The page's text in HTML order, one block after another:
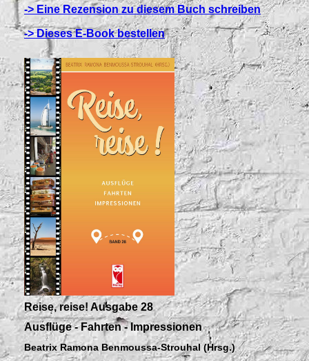
-> Eine Rezension zu diesem Buch schreiben
-> Dieses E-Book bestellen
Reise, reise! Ausgabe 28
Ausflüge - Fahrten - Impressionen
Beatrix Ramona Benmoussa-Strouhal (Hrsg.)